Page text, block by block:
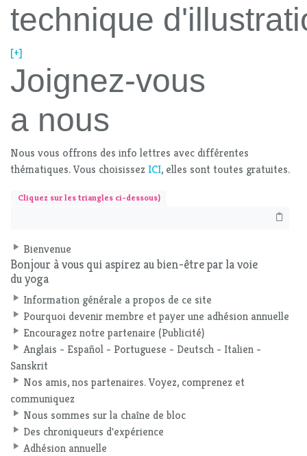
technique
[+]
Joignez-vous
a nous
Nous vous offrons des info lettres avec différentes
thématiques. Vous choisissez ICI, elles sont toutes gratuites.
Cliquez sur les triangles ci-dessous)
Bienvenue
Bonjour à vous qui aspirez au bien-être par la voie
du yoga
Information générale a propos de ce site
Pourquoi devenir membre et payer une adhésion annuelle
Encouragez notre partenaire (Publicité)
Anglais - Español - Portuguese - Deutsch - Italien -
Sanskrit
Nos amis, nos partenaires. Voyez, comprenez et
communiquez
Nous sommes sur la chaîne de bloc
Des chroniqueurs d'expérience
Adhésion annuelle